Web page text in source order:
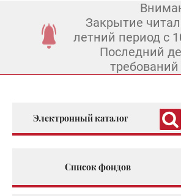
Закрытие
летний период с
Последний
Электронный каталог
Список фондов